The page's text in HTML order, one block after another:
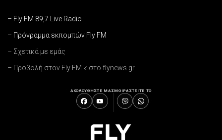
– Fly FM 89,7 Live Radio
– Πρόγραμμα εκπομπών Fly FM
– Σχετικά με εμάς
– Προβολή στον Fly FM κ στο flynews.gr
ΑΚΟΛΟΥΘΗΣΤΕ ΜΑΣΜΟΙΡΑΣΤΕΙΤΕ ΤΟ